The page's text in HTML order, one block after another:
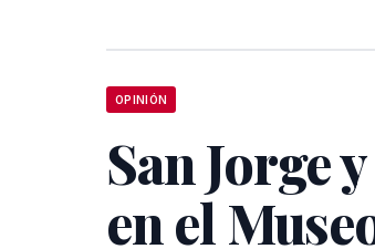
OPINIÓN
San Jorge
en el